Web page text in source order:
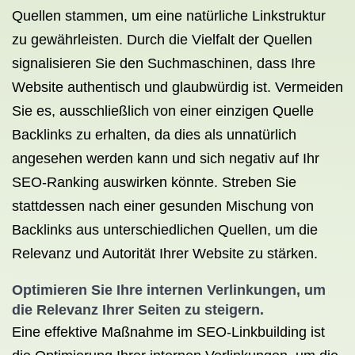
Quellen stammen, um eine natürliche Linkstruktur
zu gewährleisten. Durch die Vielfalt der Quellen
signalisieren Sie den Suchmaschinen, dass Ihre
Website authentisch und glaubwürdig ist. Vermeiden
Sie es, ausschließlich von einer einzigen Quelle
Backlinks zu erhalten, da dies als unnatürlich
angesehen werden kann und sich negativ auf Ihr
SEO-Ranking auswirken könnte. Streben Sie
stattdessen nach einer gesunden Mischung von
Backlinks aus unterschiedlichen Quellen, um die
Relevanz und Autorität Ihrer Website zu stärken.
Optimieren Sie Ihre internen Verlinkungen, um
die Relevanz Ihrer Seiten zu steigern.
Eine effektive Maßnahme im SEO-Linkbuilding ist